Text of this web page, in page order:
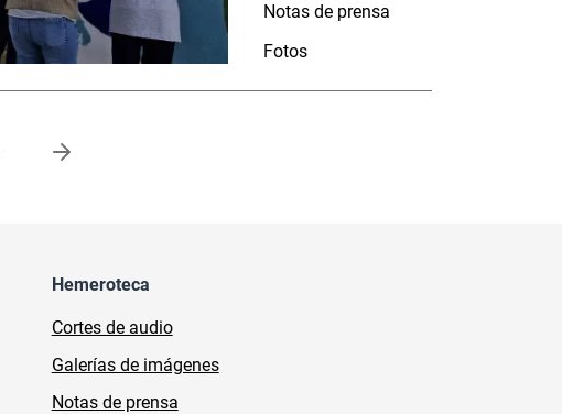
Notas de prensa
Fotos
Hemeroteca
Cortes de audio
Galerías de imágenes
Notas de prensa